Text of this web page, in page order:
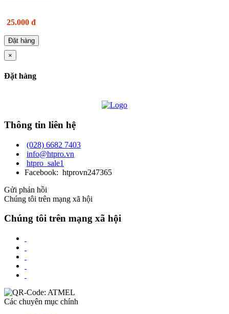
25.000 đ
Đặt hàng
×
Đặt hàng
Thông tin liên hệ
(028) 6682 7403
info@htpro.vn
htpro_sale1
Facebook: htprovn247365
Gửi phản hồi
Chúng tôi trên mạng xã hội
Chúng tôi trên mạng xã hội
Các chuyên mục chính